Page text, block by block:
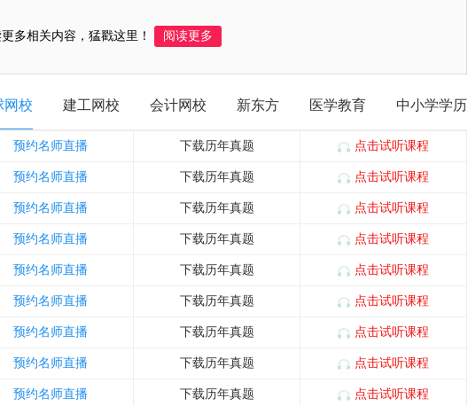
多相关内容，猛戳这里！ 阅读更多
网校 建工网校 会计网校 新东方 医学教育 中小学学历
预约名师直播 下载历年真题 点击试听课程
预约名师直播 下载历年真题 点击试听课程
预约名师直播 下载历年真题 点击试听课程
预约名师直播 下载历年真题 点击试听课程
预约名师直播 下载历年真题 点击试听课程
预约名师直播 下载历年真题 点击试听课程
预约名师直播 下载历年真题 点击试听课程
预约名师直播 下载历年真题 点击试听课程
预约名师直播 下载历年真题 点击试听课程